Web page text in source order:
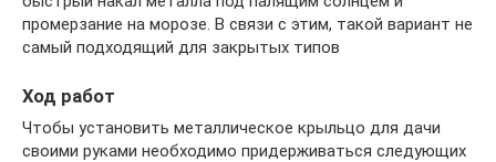
промерзание на морозе. В связи с этим, такой вариант не
самый подходящий для закрытых типов
Ход работ
Чтобы установить металлическое крыльцо для дачи
своими руками необходимо придерживаться следующих